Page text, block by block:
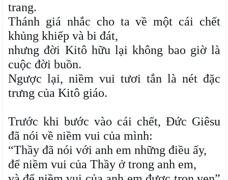
trang.
Thánh giá nhắc cho ta về một cái chết
khủng khiếp và bi đát,
nhưng đời Kitô hữu lại không bao giờ là
cuộc đời buồn.
Ngược lại, niềm vui tươi tắn là nét đặc
trưng của Kitô giáo.
Trước khi bước vào cái chết, Đức Giêsu
đã nói về niềm vui của mình:
“Thầy đã nói với anh em những điều ấy,
để niềm vui của Thầy ở trong anh em,